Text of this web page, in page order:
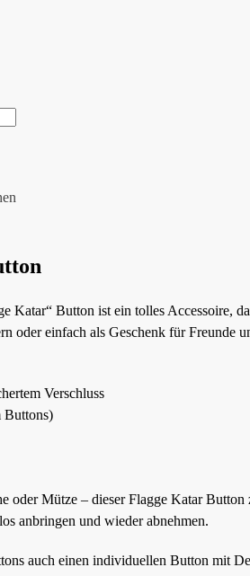
Katar“ Button ist ein tolles Accessoire,
oder einfach als Geschenk für
Verschluss
Buttons)
oder Mütze – dieser Flagge Katar
anbringen und wieder abnehmen.
auch einen individuellen Button mit